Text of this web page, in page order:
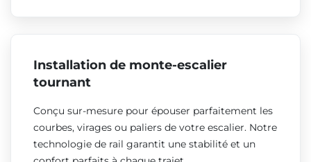
Installation de monte-escalier
tournant
Conçu sur-mesure pour épouser parfaitement les
courbes, virages ou paliers de votre escalier. Notre
technologie de rail garantit une stabilité et un